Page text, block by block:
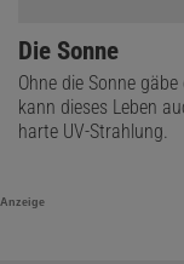
Die Sonne
Ohne die Sonne
kann dieses Leben
harte UV-Strahlung.
Anzeige